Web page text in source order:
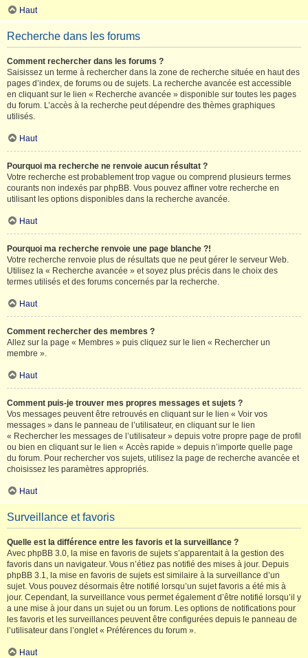
Haut
Recherche dans les forums
Comment rechercher dans les forums ?
Saisissez un terme à rechercher dans la zone de recherche située en haut des
pages d’index, de forums ou de sujets. La recherche avancée est accessible
en cliquant sur le lien « Recherche avancée » disponible sur toutes les pages
du forum. L’accès à la recherche peut dépendre des thèmes graphiques
utilisés.
Haut
Pourquoi ma recherche ne renvoie aucun résultat ?
Votre recherche est probablement trop vague ou comprend plusieurs termes
courants non indexés par phpBB. Vous pouvez affiner votre recherche en
utilisant les options disponibles dans la recherche avancée.
Haut
Pourquoi ma recherche renvoie une page blanche ?!
Votre recherche renvoie plus de résultats que ne peut gérer le serveur Web.
Utilisez la « Recherche avancée » et soyez plus précis dans le choix des
termes utilisés et des forums concernés par la recherche.
Haut
Comment rechercher des membres ?
Allez sur la page « Membres » puis cliquez sur le lien « Rechercher un
membre ».
Haut
Comment puis-je trouver mes propres messages et sujets ?
Vos messages peuvent être retrouvés en cliquant sur le lien « Voir vos
messages » dans le panneau de l’utilisateur, en cliquant sur le lien
« Rechercher les messages de l’utilisateur » depuis votre propre page de profil
ou bien en cliquant sur le lien « Accès rapide » depuis n’importe quelle page
du forum. Pour rechercher vos sujets, utilisez la page de recherche avancée et
choisissez les paramètres appropriés.
Haut
Surveillance et favoris
Quelle est la différence entre les favoris et la surveillance ?
Avec phpBB 3.0, la mise en favoris de sujets s’apparentait à la gestion des
favoris dans un navigateur. Vous n’étiez pas notifié des mises à jour. Depuis
phpBB 3.1, la mise en favoris de sujets est similaire à la surveillance d’un
sujet. Vous pouvez désormais être notifié lorsqu’un sujet favoris a été mis à
jour. Cependant, la surveillance vous permet également d’être notifié lorsqu’il y
a une mise à jour dans un sujet ou un forum. Les options de notifications pour
les favoris et les surveillances peuvent être configurées depuis le panneau de
l’utilisateur dans l’onglet « Préférences du forum ».
Haut